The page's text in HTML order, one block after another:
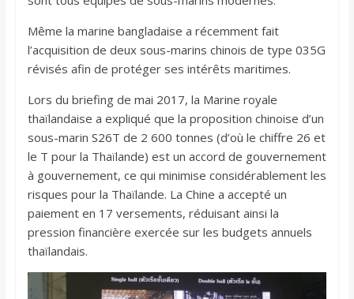
Même la marine bangladaise a récemment fait
l’acquisition de deux sous-marins chinois de type 035G
révisés afin de protéger ses intérêts maritimes.
Lors du briefing de mai 2017, la Marine royale
thaïlandaise a expliqué que la proposition chinoise d’un
sous-marin S26T de 2 600 tonnes (d’où le chiffre 26 et
le T pour la Thaïlande) est un accord de gouvernement
à gouvernement, ce qui minimise considérablement les
risques pour la Thaïlande. La Chine a accepté un
paiement en 17 versements, réduisant ainsi la
pression financière exercée sur les budgets annuels
thaïlandais.